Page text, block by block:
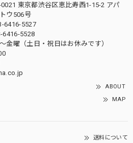
東京都渋谷区恵比寿西1-15-2 アパ
ウ506号
6416-5527
6416-5528
金曜（土日・祝日はお休みです）
ABOUT
MAP
送料について